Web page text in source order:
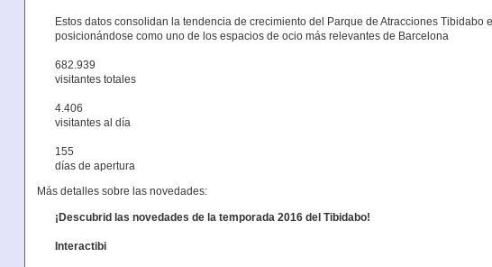
Estos datos consolidan la tendencia de crecimiento del Parque de Atracciones Tibidabo
posicionándose como uno de los espacios de ocio más relevantes de Barcelona
682.939
visitantes totales
4.406
visitantes al día
155
días de apertura
Más detalles sobre las novedades:
¡Descubrid las novedades de la temporada 2016 del Tibidabo!
Interactibi